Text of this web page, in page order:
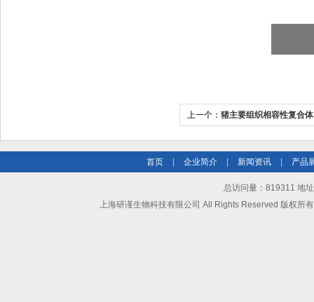
上一个： 猪主要组织相容性复合体
首页 企业简介 新闻资讯 产品
总访问量：819311 地
上海研谨生物科技有限公司 All Rights Reserved 版权所